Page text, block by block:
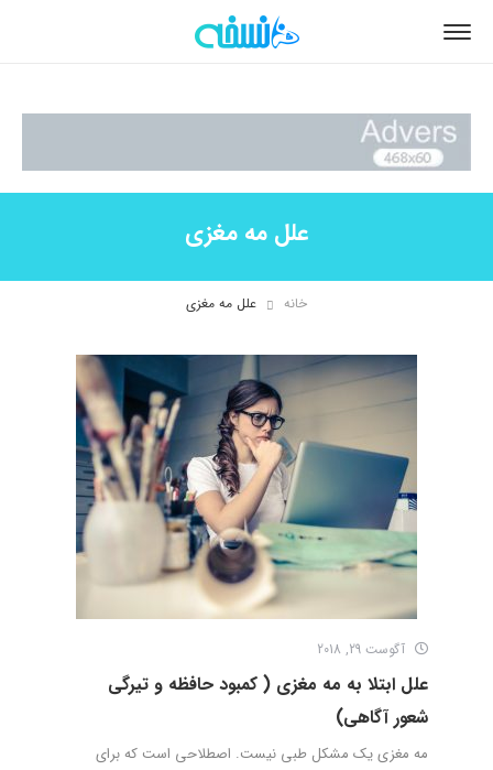
علل مه مغزی
خانه علل مه مغزی
آگوست 29, 2018
علل ابتلا به مه مغزی ( کمبود حافظه و تیرگی
شعور آگاهی)
مه مغزی یک مشکل طبی نیست. اصطلاحی است که برای